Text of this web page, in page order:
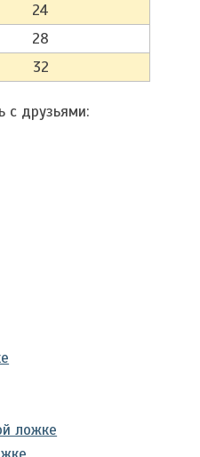
24
28
32
с друзьями:
ложке